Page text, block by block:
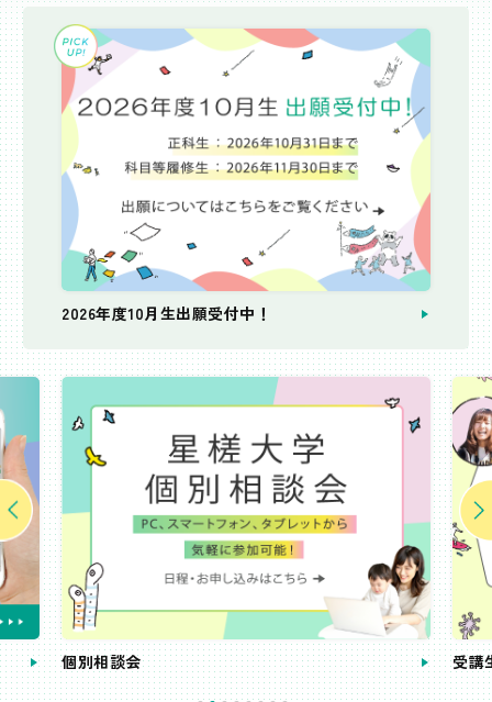
2026年度10月生出願受付中！
個別相談会 受講